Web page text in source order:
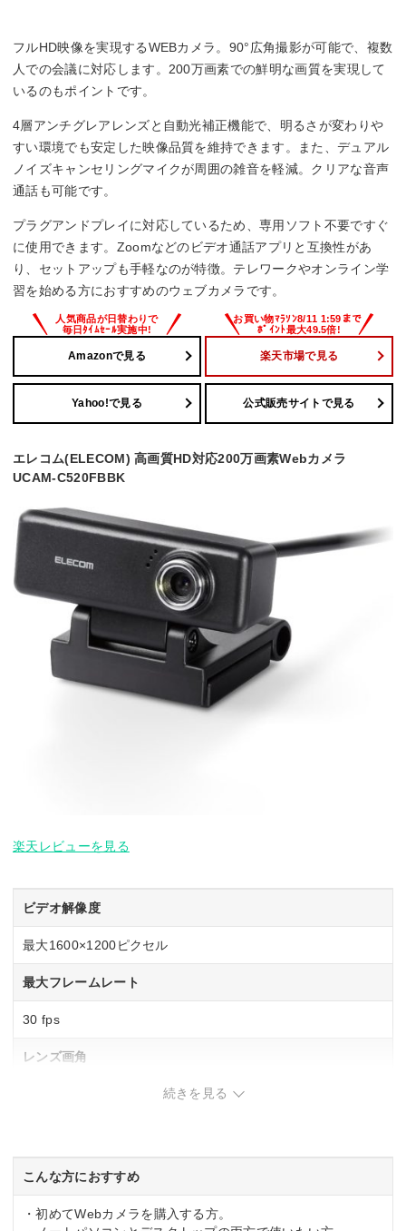
フルHD映像を実現するWEBカメラ。90°広角撮影が可能で、複数
人での会議に対応します。200万画素での鮮明な画質を実現して
いるのもポイントです。
4層アンチグレアレンズと自動光補正機能で、明るさが変わりや
すい環境でも安定した映像品質を維持できます。また、デュアル
ノイズキャンセリングマイクが周囲の雑音を軽減。クリアな音声
通話も可能です。
プラグアンドプレイに対応しているため、専用ソフト不要ですぐ
に使用できます。Zoomなどのビデオ通話アプリと互換性があ
り、セットアップも手軽なのが特徴。テレワークやオンライン学
習を始める方におすすめのウェブカメラです。
Amazonで見る 楽天市場で見る
Yahoo!で見る 公式販売サイトで見る
エレコム(ELECOM) 高画質HD対応200万画素Webカメラ
UCAM-C520FBBK
楽天レビューを見る
ビデオ解像度
最大1600×1200ピクセル
最大フレームレート
30 fps
レンズ画角
プライバシーカバー
続きを見る
こんな方におすすめ
・初めてWebカメラを購入する方。